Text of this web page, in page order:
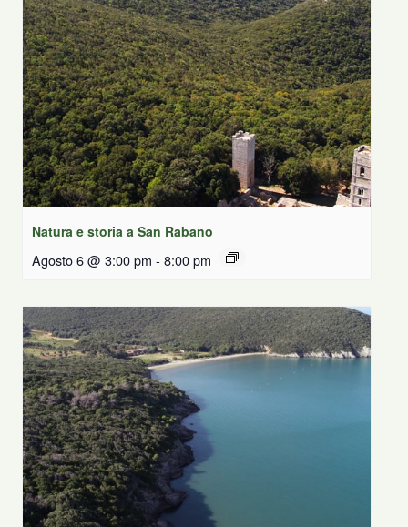
Natura e storia a San Rabano
Agosto 6 @ 3:00 pm - 8:00 pm